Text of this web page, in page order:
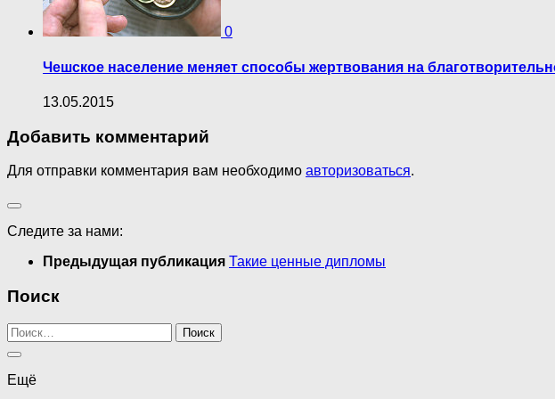
0
Чешское население меняет способы жертвования на
13.05.2015
Добавить комментарий
Для отправки комментария вам необходимо авторизоваться.
Следите за нами:
Предыдущая публикация Такие ценные дипломы
Поиск
Найти:
Ещё